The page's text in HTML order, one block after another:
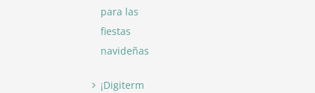
para las
fiestas
navideñas
¡Digiterm